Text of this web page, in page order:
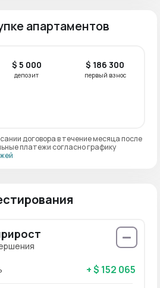
апартаментов
$ 5 000
депозит
$ 186 300
первый взнос
договора в течение месяца после
платежи согласно графику
+ $ 152 065